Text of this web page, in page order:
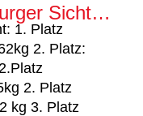
Sicht…
1. Platz
2. Platz:
2. Platz
kg 3. Platz